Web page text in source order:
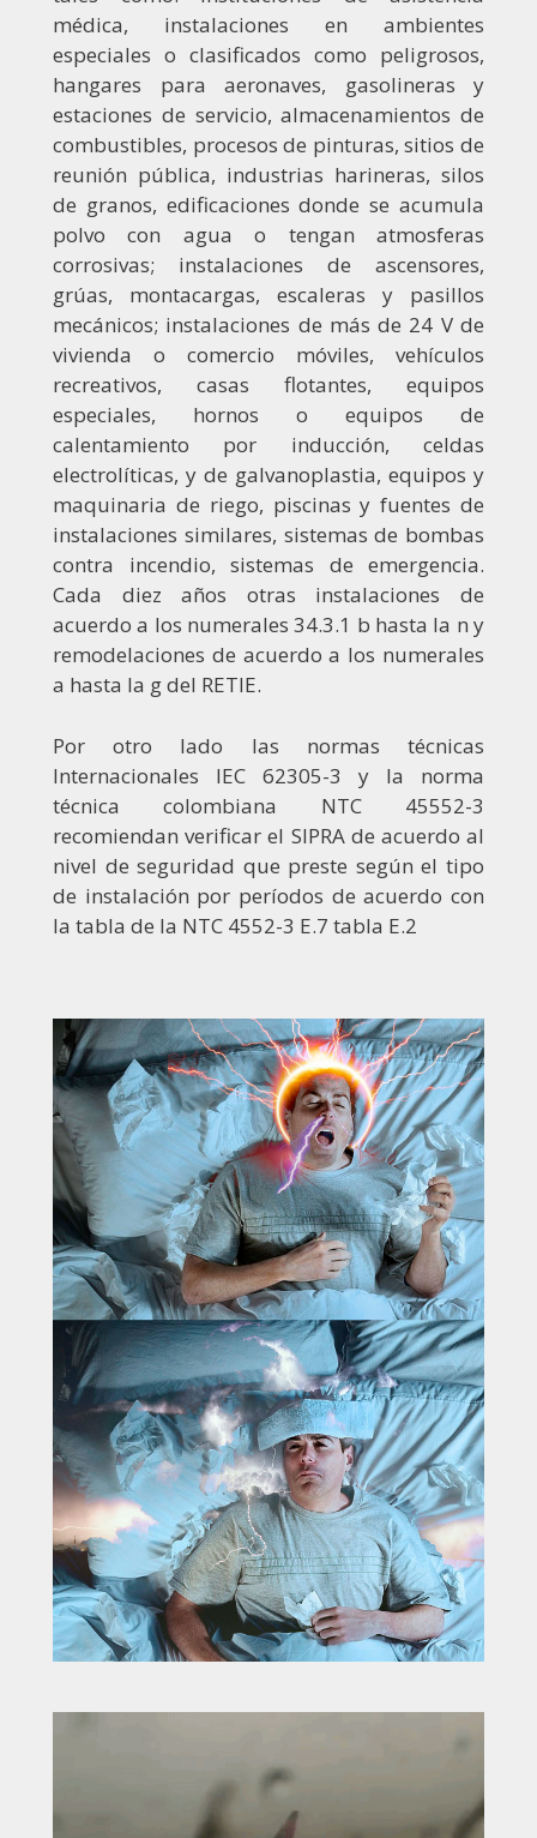
médica, instalaciones en ambientes
especiales o clasificados como peligrosos,
hangares para aeronaves, gasolineras y
estaciones de servicio, almacenamientos de
combustibles, procesos de pinturas, sitios de
reunión pública, industrias harineras, silos
de granos, edificaciones donde se acumula
polvo con agua o tengan atmosferas
corrosivas; instalaciones de ascensores,
grúas, montacargas, escaleras y pasillos
mecánicos; instalaciones de más de 24 V de
vivienda o comercio móviles, vehículos
recreativos, casas flotantes, equipos
especiales, hornos o equipos de
calentamiento por inducción, celdas
electrolíticas, y de galvanoplastia, equipos y
maquinaria de riego, piscinas y fuentes de
instalaciones similares, sistemas de bombas
contra incendio, sistemas de emergencia.
Cada diez años otras instalaciones de
acuerdo a los numerales 34.3.1 b hasta la n y
remodelaciones de acuerdo a los numerales
a hasta la g del RETIE.
Por otro lado las normas técnicas
Internacionales IEC 62305-3 y la norma
técnica colombiana NTC 45552-3
recomiendan verificar el SIPRA de acuerdo al
nivel de seguridad que preste según el tipo
de instalación por períodos de acuerdo con
la tabla de la NTC 4552-3 E.7 tabla E.2